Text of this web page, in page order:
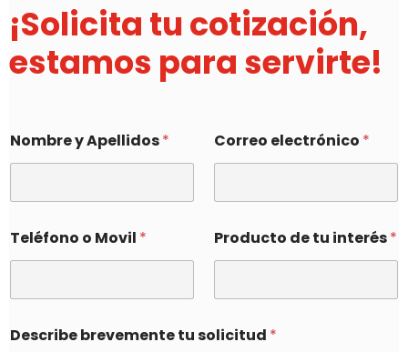
¡Solicita tu cotización,
estamos para servirte!
Nombre y Apellidos* Correo electrónico *
Teléfono o Movil * Producto de tu interés*
Describe brevemente tu solicitud *